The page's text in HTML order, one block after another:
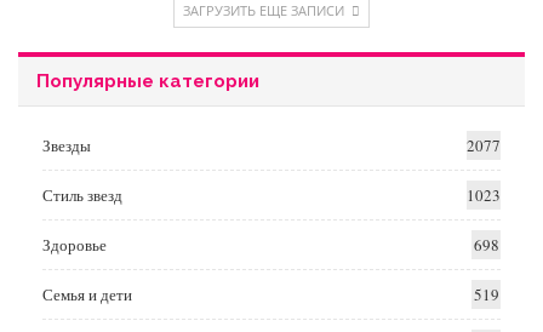
ЗАГРУЗИТЬ ЕЩЕ ЗАПИСИ
Популярные категории
Звезды 2077
Стиль звезд 1023
Здоровье 698
Семья и дети 519